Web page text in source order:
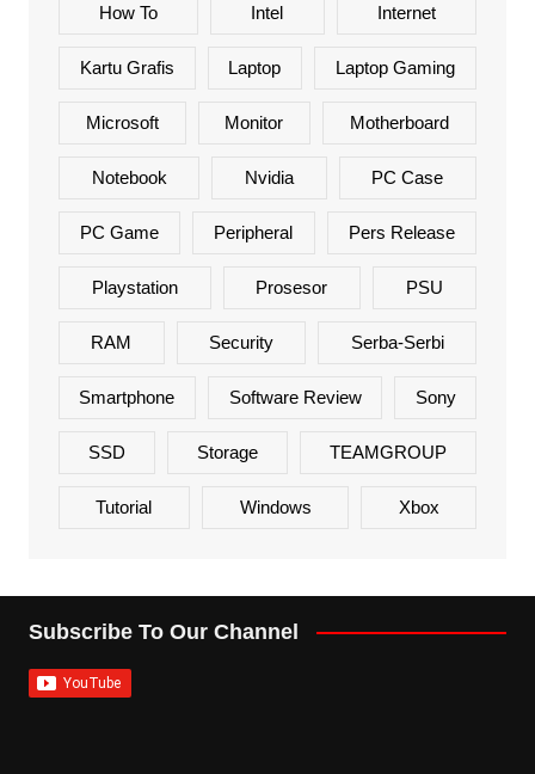
How To Intel Internet
Kartu Grafis Laptop Laptop Gaming
Microsoft Monitor Motherboard
Notebook Nvidia PC Case
PC Game Peripheral Pers Release
Playstation Prosesor PSU
RAM Security Serba-Serbi
Smartphone Software Review Sony
SSD Storage TEAMGROUP
Tutorial Windows Xbox
Subscribe To Our Channel